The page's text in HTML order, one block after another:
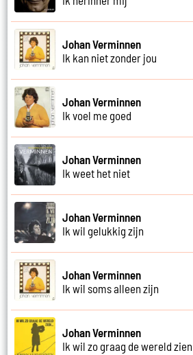
Johan Verminnen
Ik kan niet zonder jou
Johan Verminnen
Ik voel me goed
Johan Verminnen
Ik weet het niet
Johan Verminnen
Ik wil gelukkig zijn
Johan Verminnen
Ik wil soms alleen zijn
Johan Verminnen
Ik wil zo graag de wereld zien